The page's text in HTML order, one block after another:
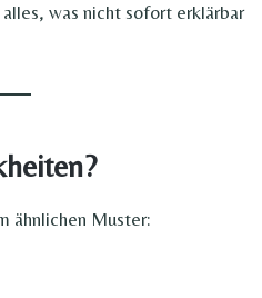
was nicht sofort erklärbar
ähnlichen Muster: